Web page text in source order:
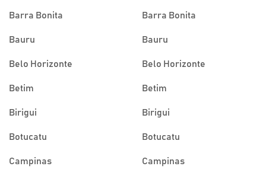
Barra Bonita
Bauru
Belo Horizonte
Betim
Birigui
Botucatu
Campinas
Barra Bonita
Bauru
Belo Horizonte
Betim
Birigui
Botucatu
Campinas